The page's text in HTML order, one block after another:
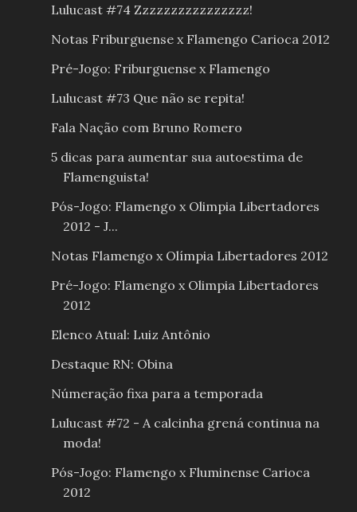
Lulucast #74 Zzzzzzzzzzzzzzzz!
Notas Friburguense x Flamengo Carioca 2012
Pré-Jogo: Friburguense x Flamengo
Lulucast #73 Que não se repita!
Fala Nação com Bruno Romero
5 dicas para aumentar sua autoestima de
Flamenguista!
Pós-Jogo: Flamengo x Olimpia Libertadores
2012 - J...
Notas Flamengo x Olímpia Libertadores 2012
Pré-Jogo: Flamengo x Olimpia Libertadores
2012
Elenco Atual: Luiz Antônio
Destaque RN: Obina
Númeração fixa para a temporada
Lulucast #72 - A calcinha grená continua na
moda!
Pós-Jogo: Flamengo x Fluminense Carioca
2012